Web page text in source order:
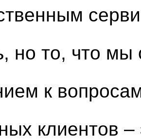
но то, что мы
к
клиентов